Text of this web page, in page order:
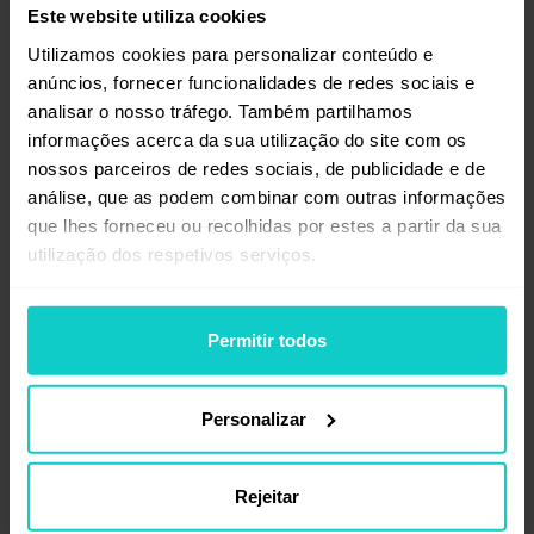
Este website utiliza cookies
Utilizamos cookies para personalizar conteúdo e
anúncios, fornecer funcionalidades de redes sociais e
analisar o nosso tráfego. Também partilhamos
informações acerca da sua utilização do site com os
nossos parceiros de redes sociais, de publicidade e de
análise, que as podem combinar com outras informações
que lhes forneceu ou recolhidas por estes a partir da sua
utilização dos respetivos serviços.
Permitir todos
Personalizar
Rejeitar
longo de quatro dias, reunimos palestras
principais, workshops práticos e sessões
de networking focadas em SEO e link building
na prática. Com três trilhas temáticas,
42 palestrantes, mais de 300 participantes
e um extenso programa de mastermind, o
evento foi perfeitamente complementado
pela atmosfera das montanhas e pelas
já estamos preparando a próxima
21 e 22 de maio de 2026, com um line-up
de especialistas de nível mundial, como
sempre. Os ingressos Early Bird já estão à
venda — é o momento ideal para garantir o
20% de desconto